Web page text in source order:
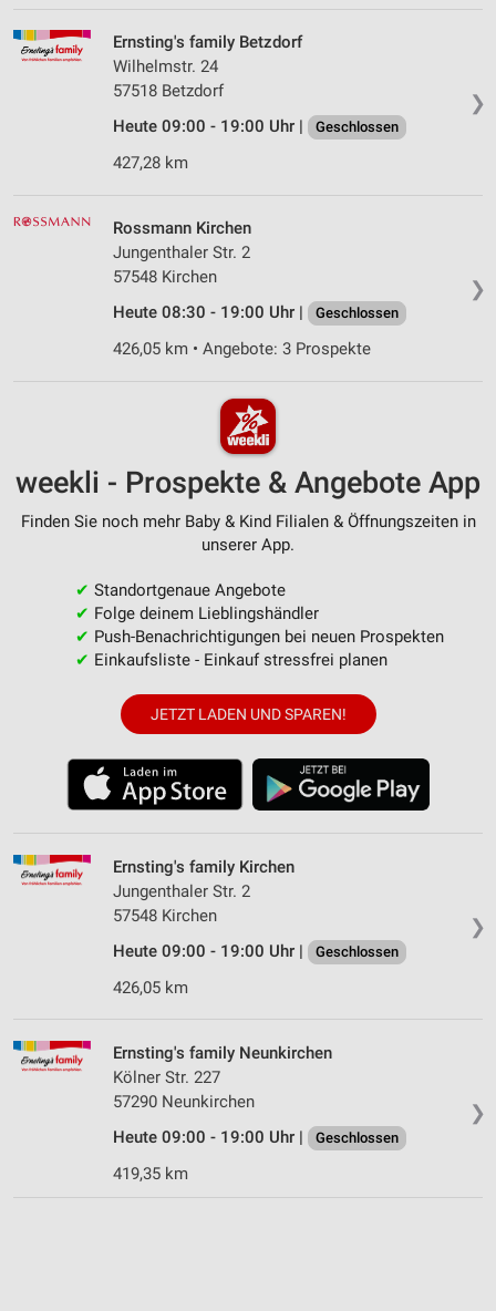
❯
Ernsting's family Betzdorf
Wilhelmstr. 24
57518 Betzdorf
Heute 09:00 - 19:00 Uhr |
Geschlossen
427,28 km
❯
Rossmann Kirchen
Jungenthaler Str. 2
57548 Kirchen
Heute 08:30 - 19:00 Uhr |
Geschlossen
426,05 km • Angebote: 3 Prospekte
weekli - Prospekte & Angebote App
Finden Sie noch mehr Baby & Kind Filialen & Öffnungszeiten in
unserer App.
✔ Standortgenaue Angebote
✔ Folge deinem Lieblingshändler
✔ Push-Benachrichtigungen bei neuen Prospekten
✔ Einkaufsliste - Einkauf stressfrei planen
JETZT LADEN UND SPAREN!
❯
Ernsting's family Kirchen
Jungenthaler Str. 2
57548 Kirchen
Heute 09:00 - 19:00 Uhr |
Geschlossen
426,05 km
❯
Ernsting's family Neunkirchen
Kölner Str. 227
57290 Neunkirchen
Heute 09:00 - 19:00 Uhr |
Geschlossen
419,35 km